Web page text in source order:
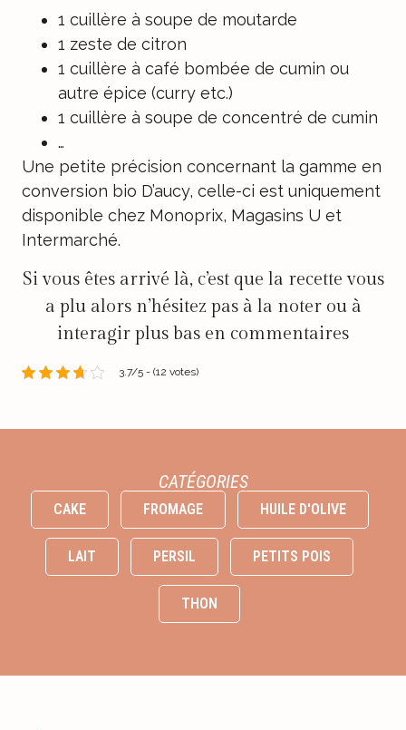
1 cuillère à soupe de moutarde
1 zeste de citron
1 cuillère à café bombée de cumin ou
autre épice (curry etc.)
1 cuillère à soupe de concentré de cumin
…
Une petite précision concernant la gamme en
conversion bio D’aucy, celle-ci est uniquement
disponible chez Monoprix, Magasins U et
Intermarché.
Si vous êtes arrivé là, c’est que la recette vous
a plu alors n’hésitez pas à la noter ou à
interagir plus bas en commentaires
3.7/5 - (12 votes)
CATÉGORIES
CAKE FROMAGE HUILE D'OLIVE
LAIT PERSIL PETITS POIS
THON